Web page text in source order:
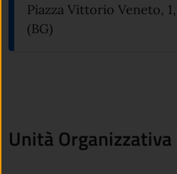
Piazza Vittorio Veneto,
(BG)
Unità